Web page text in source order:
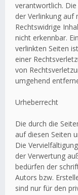
verantwortlich.
der Verlinkung
Rechtswidrige
nicht erkennbar.
verlinkten Seiten
einer
von
umgehend
Urheberrecht
Die durch die
auf diesen Seiten
Die
der Verwertung
bedürfen der
Autors bzw.
sind nur für den